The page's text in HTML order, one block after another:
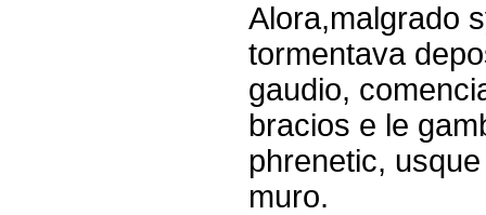
Alora,malgrado
tormentava
gaudio,
bracios e le
phrenetic,
muro.